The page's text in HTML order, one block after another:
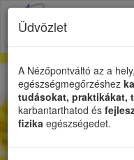
Üdvözlet
A Nézőpontváltó az a
egészségmegőrzéshez
tudásokat, praktikákat,
karbantarthatod és
fizika egészségedet.